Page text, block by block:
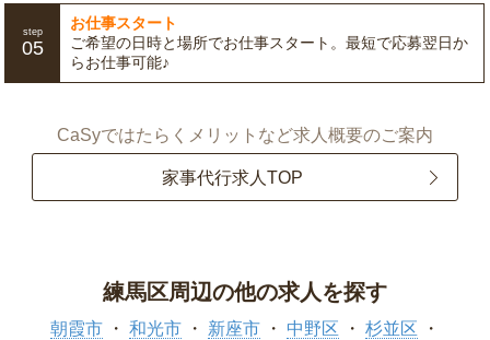
step
05
お仕事スタート
ご希望の日時と場所でお仕事スタート。最短で応募翌日か
らお仕事可能♪
CaSyではたらくメリットなど求人概要のご案内
家事代行求人TOP
練馬区周辺の他の求人を探す
朝霞市 和光市 新座市 中野区
杉並区